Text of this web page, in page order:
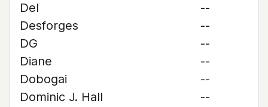
Del
--
Desforges
--
DG
--
Diane
--
Dobogai
--
Dominic J. Hall
--